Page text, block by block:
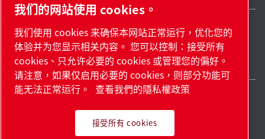
網站地圖管理 cookies© 2026 著作權。
Taiwan / ZH
我们的网站使用 cookies。
我们使用 cookies 来确保本网站正常运行，优化您的
体验并为您显示相关内容。 您可以控制：接受所有
cookies、只允许必要的 cookies 或管理您的偏好。
请注意，如果仅启用必要的 cookies，则部分功能可
能无法正常运行。
查看我們的隱私權政策
接受所有 cookies